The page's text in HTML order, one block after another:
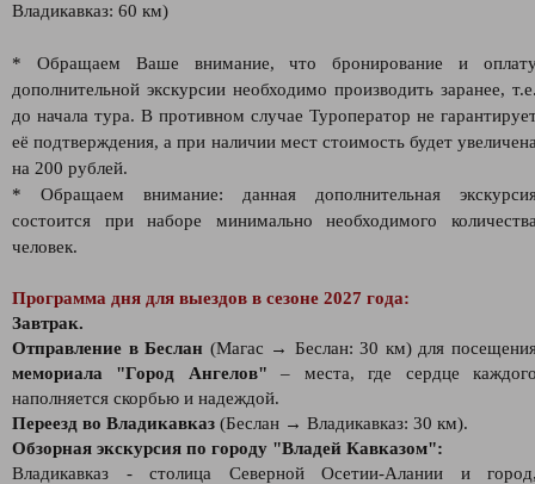
Владикавказ: 60 км)
* Обращаем Ваше внимание, что бронирование и
дополнительной экскурсии необходимо производить заранее,
до начала тура. В противном случае Туроператор не
её подтверждения, а при наличии мест стоимость будет
на 200 рублей.
* Обращаем внимание: данная дополнительная
состоится при наборе минимально необходимого
человек.
Программа дня для выездов в сезоне 2027 года:
Завтрак.
Отправление в Беслан (Магас → Беслан: 30 км) для
мемориала "Город Ангелов" – места, где сердце
наполняется скорбью и надеждой.
Переезд во Владикавказ (Беслан → Владикавказ: 30 км).
Обзорная экскурсия по городу "Владей Кавказом":
Владикавказ - столица Северной Осетии-Алании и